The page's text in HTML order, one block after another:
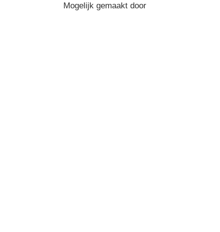
Mogelijk gemaakt door